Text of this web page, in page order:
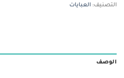
التصنيف: العبايات
الوصف